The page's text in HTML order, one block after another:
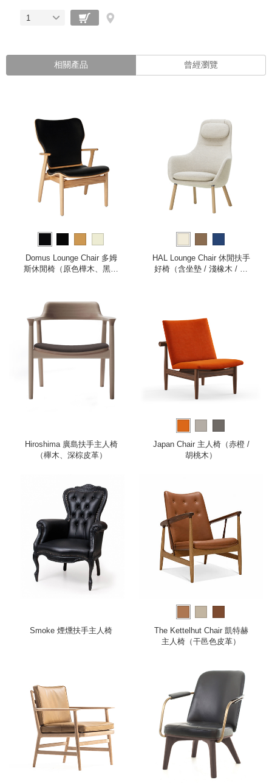
1
相關產品 曾經瀏覽
Domus Lounge Chair 多姆
斯休閒椅（原色樺木、黑皮
HAL Lounge Chair 休閒扶手
好椅（含坐墊 / 淺橡木 / 米
Hiroshima 廣島扶手主人椅
（櫸木、深棕皮革）
Japan Chair 主人椅（赤橙 /
胡桃木）
Smoke 煙燻扶手主人椅
The Kettelhut Chair 凱特赫
主人椅（干邑色皮革）